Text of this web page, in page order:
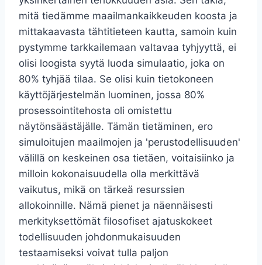
mitä tiedämme maailmankaikkeuden koosta ja
mittakaavasta tähtitieteen kautta, samoin kuin
pystymme tarkkailemaan valtavaa tyhjyyttä, ei
olisi loogista syytä luoda simulaatio, joka on
80% tyhjää tilaa. Se olisi kuin tietokoneen
käyttöjärjestelmän luominen, jossa 80%
prosessointitehosta oli omistettu
näytönsäästäjälle. Tämän tietäminen, ero
simuloitujen maailmojen ja 'perustodellisuuden'
välillä on keskeinen osa tietäen, voitaisiinko ja
milloin kokonaisuudella olla merkittävä
vaikutus, mikä on tärkeä resurssien
allokoinnille. Nämä pienet ja näennäisesti
merkityksettömät filosofiset ajatuskokeet
todellisuuden johdonmukaisuuden
testaamiseksi voivat tulla paljon